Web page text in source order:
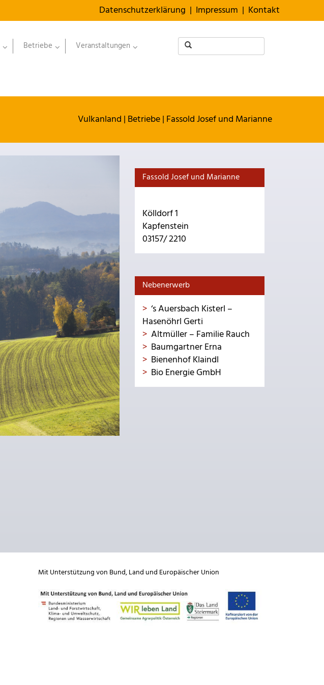
Datenschutzerklärung | Impressum | Kontakt
Betriebe Veranstaltungen
Vulkanland | Betriebe| Fassold Josef und Marianne
Fassold Josef und Marianne
Kölldorf 1
Kapfenstein
03157/ 2210
Nebenerwerb
‘s Auersbach Kisterl –
Hasenöhrl Gerti
Altmüller – Familie Rauch
Baumgartner Erna
Bienenhof Klaindl
Bio Energie GmbH
Mit Unterstützung von Bund,Land und Europäischer Union